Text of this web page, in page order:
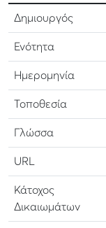
Δημιουργός
Ενότητα
Ημερομηνία
Τοποθεσία
Γλώσσα
URL
Κάτοχος
Δικαιωμάτων